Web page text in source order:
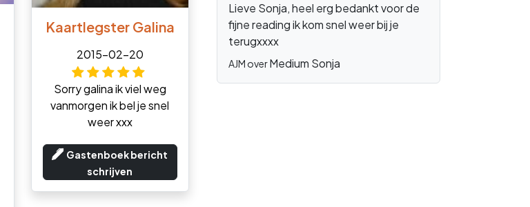
Kaartlegster Galina
2015-02-20
Sorry galina ik viel weg
vanmorgen ik bel je snel
weer xxx
Gastenboek bericht
schrijven
Lieve Sonja, heel erg bedankt voor de
fijne reading ik kom snel weer bij je
terugxxxx
AJM overMedium Sonja